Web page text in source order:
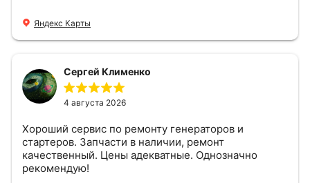
Яндекс Карты
Сергей Клименко
4 августа 2026
Хороший сервис по ремонту генераторов и
стартеров. Запчасти в наличии, ремонт
качественный. Цены адекватные. Однозначно
рекомендую!